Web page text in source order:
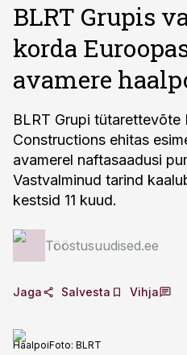
BLRT Grupis
korda
avamere
BLRT Grupi
Constructions ehitas
avamerel naftasaadusi
Vastvalminud tarind
kestsid 11 kuud.
Tööstusuudised.ee
Jaga Salvesta Vihja
HaalpoiFoto: BLRT